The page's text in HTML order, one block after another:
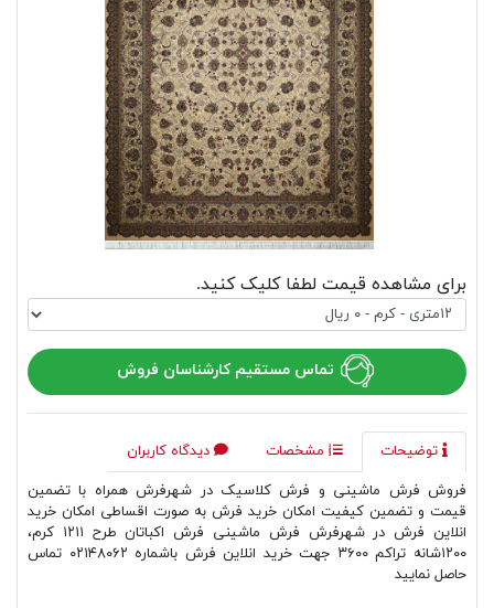
برای مشاهده قیمت لطفا کلیک کنید.
تماس مستقیم کارشناسان فروش
توضیحات مشخصات
دیدگاه کاربران
فروش فرش ماشینی و فرش کلاسیک در شهرفرش همراه با تضمین
قیمت و تضمین کیفیت امکان خرید فرش به صورت اقساطی امکان خرید
انلاین فرش در شهرفرش فرش ماشینی فرش اکباتان طرح ۱۲۱۱ کرم،
۱۲۰۰شانه تراکم ۳۶۰۰ جهت خرید انلاین فرش باشماره ۰۲۱۴۸۰۶۲ تماس
حاصل نمایید